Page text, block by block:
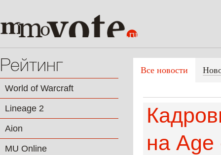
Рейтинг
World of Warcraft
Lineage 2
Aion
MU Online
Все новости
на Age